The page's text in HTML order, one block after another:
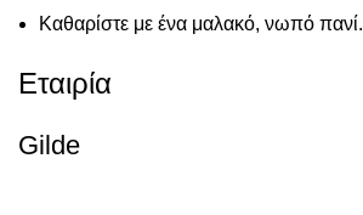
Καθαρίστε με ένα μαλακό, νωπό πανί.
Εταιρία
Gilde